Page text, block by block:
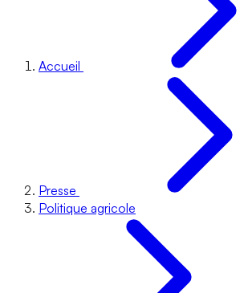
Accueil
Presse
Politique agricole